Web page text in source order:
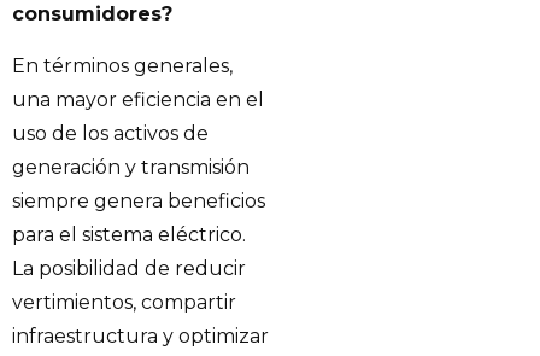
consumidores?
En términos generales,
una mayor eficiencia en el
uso de los activos de
generación y transmisión
siempre genera beneficios
para el sistema eléctrico.
La posibilidad de reducir
vertimientos, compartir
infraestructura y optimizar